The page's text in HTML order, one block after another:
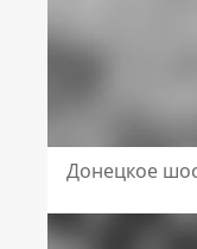
Донецкое